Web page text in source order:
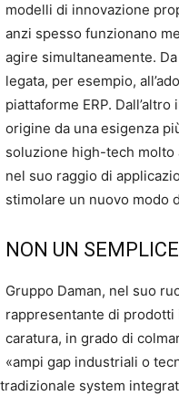
modelli di innovazione
anzi spesso funzionano
agire simultaneamente.
legata, per esempio,
piattaforme ERP.
origine da una esigenza
soluzione high-tech molto
nel suo raggio di
stimolare un nuovo modo
NON UN
Gruppo Daman, nel suo
rappresentante di
caratura, in grado di
«ampi gap industriali o
system